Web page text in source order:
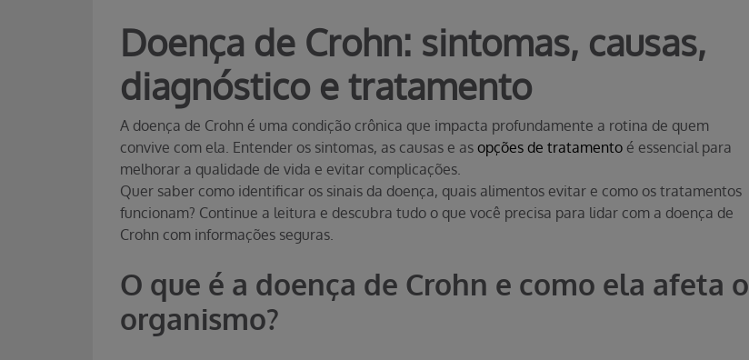
Doença de Crohn: sintomas, causas,
diagnóstico e tratamento
A doença de Crohn é uma condição crônica que impacta profundamente a rotina de quem
convive com ela. Entender os sintomas, as causas e as opções de tratamento é essencial para
melhorar a qualidade de vida e evitar complicações.
Quer saber como identificar os sinais da doença, quais alimentos evitar e como os tratamentos
funcionam? Continue a leitura e descubra tudo o que você precisa para lidar com a doença de
Crohn com informações seguras.
O que é a doença de Crohn e como ela afeta o
organismo?